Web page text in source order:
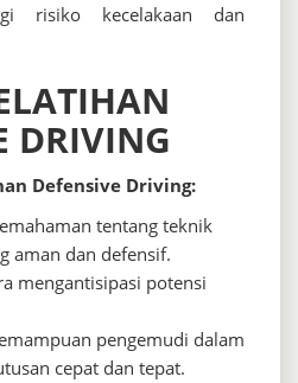
risiko kecelakaan dan
DRIVING
Defensive Driving:
tentang teknik
aman dan defensif.
mengantisipasi potensi
pengemudi dalam
cepat dan tepat.